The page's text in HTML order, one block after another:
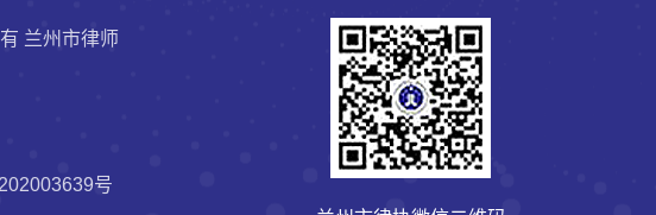
兰州市律师
号